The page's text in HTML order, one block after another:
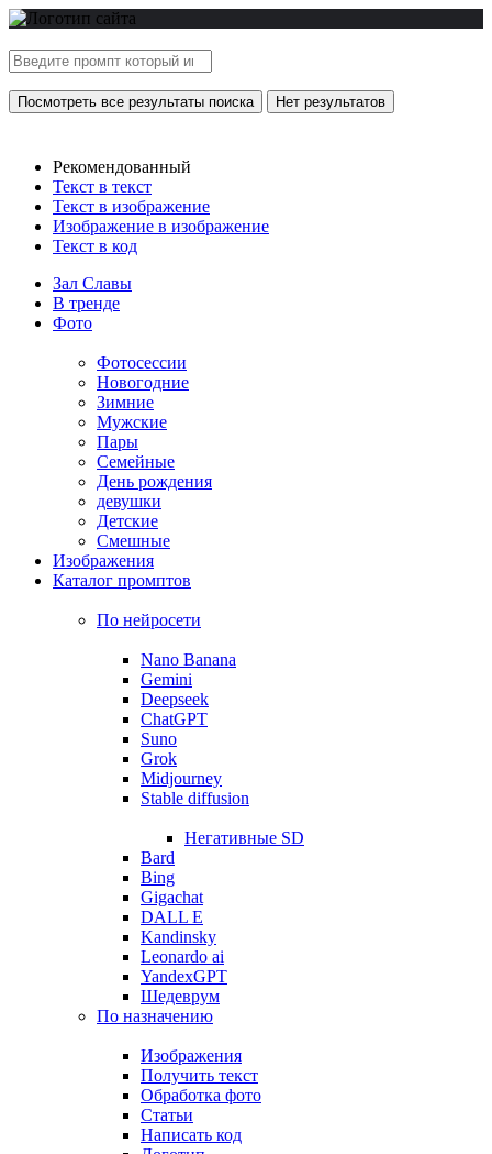
Посмотреть все результаты поиска Нет результатов
Рекомендованный
Текст в текст
Текст в изображение
Изображение в изображение
Текст в код
Зал Славы
В тренде
Фото
Фотосессии
Новогодние
Зимние
Мужские
Пары
Семейные
День рождения
девушки
Детские
Смешные
Изображения
Каталог промптов
По нейросети
Nano Banana
Gemini
Deepseek
ChatGPT
Suno
Grok
Midjourney
Stable diffusion
Негативные SD
Bard
Bing
Gigachat
DALL E
Kandinsky
Leonardo ai
YandexGPT
Шедеврум
По назначению
Изображения
Получить текст
Обработка фото
Статьи
Написать код